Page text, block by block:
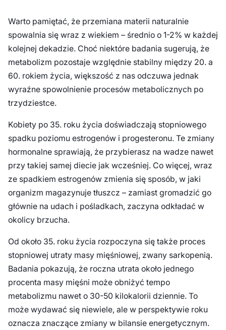
Warto pamiętać, że przemiana materii naturalnie
spowalnia się wraz z wiekiem – średnio o 1-2% w każdej
kolejnej dekadzie. Choć niektóre badania sugerują, że
metabolizm pozostaje względnie stabilny między 20. a
60. rokiem życia, większość z nas odczuwa jednak
wyraźne spowolnienie procesów metabolicznych po
trzydziestce.
Kobiety po 35. roku życia doświadczają stopniowego
spadku poziomu estrogenów i progesteronu. Te zmiany
hormonalne sprawiają, że przybierasz na wadze nawet
przy takiej samej diecie jak wcześniej. Co więcej, wraz
ze spadkiem estrogenów zmienia się sposób, w jaki
organizm magazynuje tłuszcz – zamiast gromadzić go
głównie na udach i pośladkach, zaczyna odkładać w
okolicy brzucha.
Od około 35. roku życia rozpoczyna się także proces
stopniowej utraty masy mięśniowej, zwany sarkopenią.
Badania pokazują, że roczna utrata około jednego
procenta masy mięśni może obniżyć tempo
metabolizmu nawet o 30-50 kilokalorii dziennie. To
może wydawać się niewiele, ale w perspektywie roku
oznacza znaczące zmiany w bilansie energetycznym.